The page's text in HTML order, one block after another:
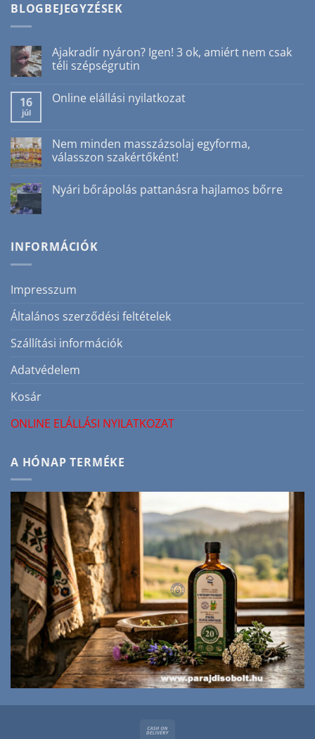
BLOGBEJEGYZÉSEK
Ajakradír nyáron? Igen! 3 ok, amiért nem csak
téli szépségrutin
a(z)
ok,
amiért
nem
szépségrutin
bejegyzéshez
16
júl
Online elállási nyilatkozat
Online
elállási
nyilatkozat
Nem minden masszázsolaj egyforma,
válasszon szakértőként!
a(z)
Nem
szakértőként!
bejegyzéshez
Nyári bőrápolás pattanásra hajlamos bőrre
bőrápolás
pattanásra
INFORMÁCIÓK
Impresszum
Általános szerződési feltételek
Szállítási információk
Adatvédelem
Kosár
ONLINE ELÁLLÁSI NYILATKOZAT
A HÓNAP TERMÉKE